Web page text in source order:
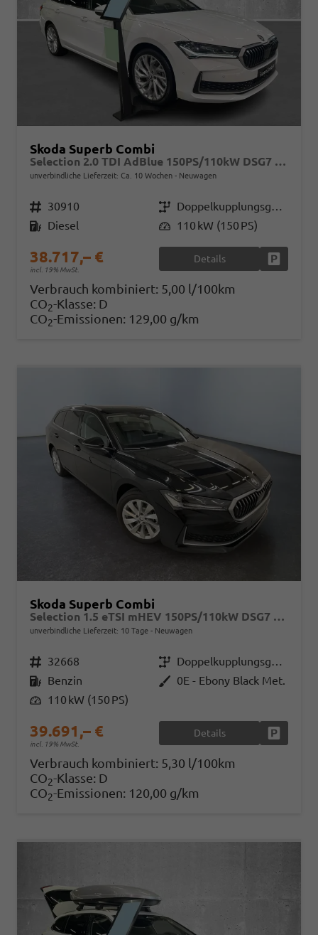
Skoda Superb Combi
Selection 2.0 TDI AdBlue 150PS/110kW DSG7 2026
unverbindliche Lieferzeit: Ca. 10 Wochen Neuwagen
Fahrzeugnr. 30910 Getriebe
Doppelkupplungsgetriebe (DSG)
Kraftstoff Diesel Leistung 110 kW (150 PS)
38.717,– €
incl. 19% MwSt.
Details
Verbrauch kombiniert: 5,00 l/100km
CO2-Klasse: D
CO2-Emissionen: 129,00 g/km
Skoda Superb Combi
Selection 1.5 eTSI mHEV 150PS/110kW DSG7 2026 +AHK+EL.HECK+NAVI+KESSY
unverbindliche Lieferzeit: 10 Tage Neuwagen
Fahrzeugnr. 32668 Getriebe
Doppelkupplungsgetriebe (DSG)
Kraftstoff Benzin Außenfarbe0E - Ebony Black Met.
Leistung 110 kW (150 PS)
39.691,– €
incl. 19% MwSt.
Details
Verbrauch kombiniert: 5,30 l/100km
CO2-Klasse: D
CO2-Emissionen: 120,00 g/km